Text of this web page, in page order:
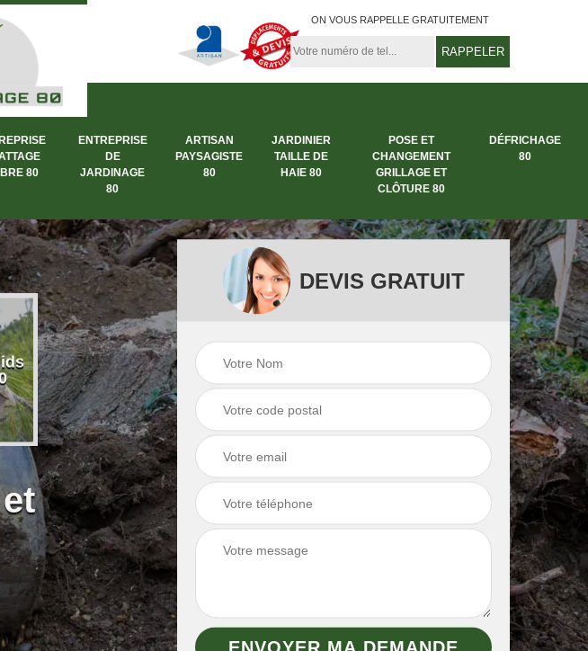
ON VOUS RAPPELLE GRATUITEMENT
80
ENTREPRISE
DE
JARDINAGE
80
ARTISAN
PAYSAGISTE
80
JARDINIER
TAILLE DE
HAIE 80
POSE ET
CHANGEMENT
GRILLAGE ET
CLÔTURE 80
DÉFRICHAGE
80
Dessouchage arbre
et haie 80
Entreprise abattage
Entreprise de
jardinage 80
DEVIS GRATUIT